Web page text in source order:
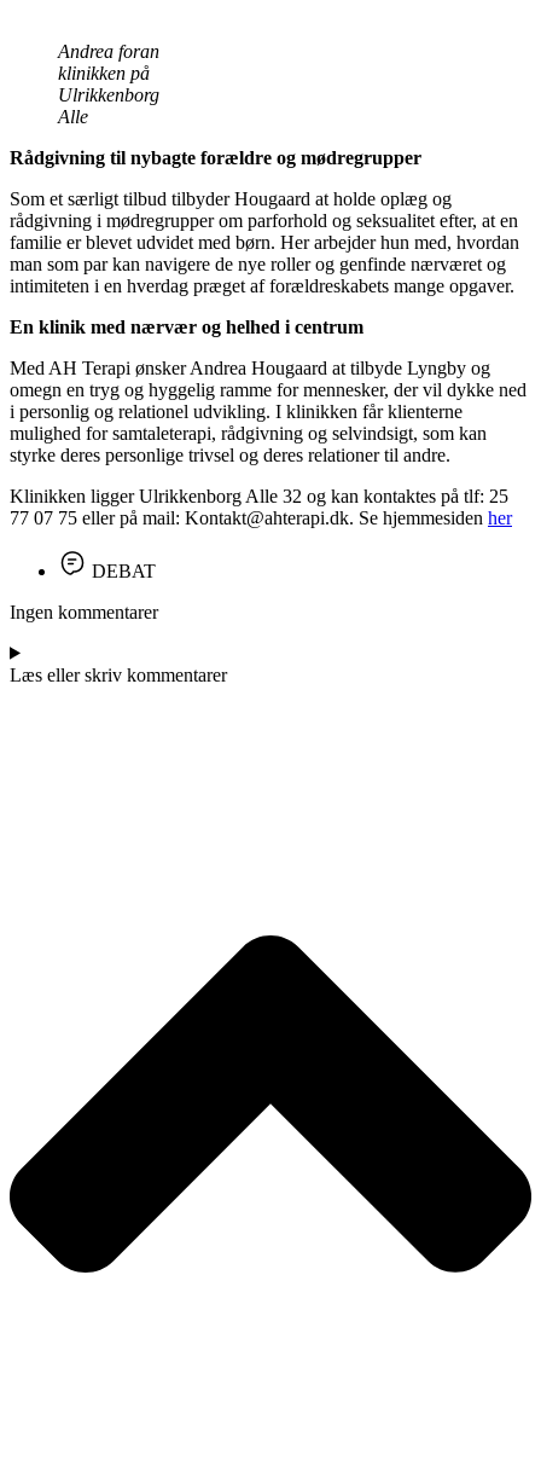
Andrea foran
klinikken på
Ulrikkenborg
Alle
Rådgivning til nybagte forældre og mødregrupper
Som et særligt tilbud tilbyder Hougaard at holde oplæg og
rådgivning i mødregrupper om parforhold og seksualitet efter, at en
familie er blevet udvidet med børn. Her arbejder hun med, hvordan
man som par kan navigere de nye roller og genfinde nærværet og
intimiteten i en hverdag præget af forældreskabets mange opgaver.
En klinik med nærvær og helhed i centrum
Med AH Terapi ønsker Andrea Hougaard at tilbyde Lyngby og
omegn en tryg og hyggelig ramme for mennesker, der vil dykke ned
i personlig og relationel udvikling. I klinikken får klienterne
mulighed for samtaleterapi, rådgivning og selvindsigt, som kan
styrke deres personlige trivsel og deres relationer til andre.
Klinikken ligger Ulrikkenborg Alle 32 og kan kontaktes på tlf: 25
77 07 75 eller på mail: Kontakt@ahterapi.dk. Se hjemmesiden her
DEBAT
Ingen kommentarer
Læs eller skriv kommentarer